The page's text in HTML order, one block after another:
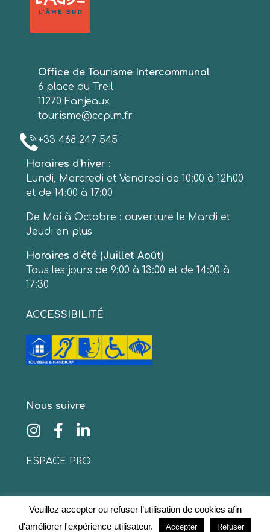
Office de Tourisme Intercommunal
6 place du Treil
11270 Fanjeaux
tourisme@ccplm.fr
+33 468 247 545
Horaires d’hiver :
Lundi, Mercredi et Vendredi de 10:00 à 12h00
et de 14:00 à 17:00
De Mai à Octobre : ouverture le Mardi et
Jeudi en plus
Horaires d’été (Juillet Août)
Tous les jours de 9:00 à 13:00 et de 14:00 à
17:30
ACCESSIBILITÉ
Nous suivre
ESPACE PRO
© 2020 www.collinescathares.com Tous droits
Veuillez accepter ou refuser l’utilisation de cookies afin
d'améliorer l'expérience utilisateur.
Accepter Refuser